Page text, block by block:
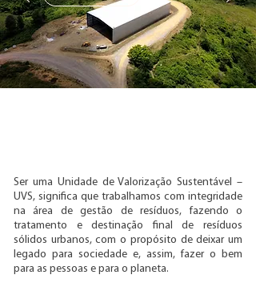
Ser uma Unidade de Valorização Sustentável –
UVS, significa que trabalhamos com integridade
na área de gestão de resíduos, fazendo o
tratamento e destinação final de resíduos
sólidos urbanos, com o propósito de deixar um
legado para sociedade e, assim, fazer o bem
para as pessoas e para o planeta.